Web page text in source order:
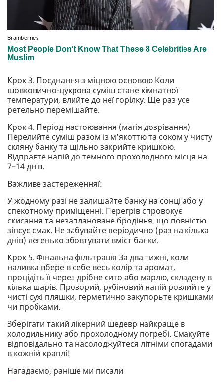
Крок 3. Поєднання з міцною основою Коли
шовковично-цукрова суміш стане кімнатної
температури, влийте до неї горілку. Ще раз усе
ретельно перемішайте.
Крок 4. Період настоювання (магія дозрівання)
Перелийте суміш разом із м’якоттю та соком у чисту
скляну банку та щільно закрийте кришкою.
Відправте напій до темного прохолодного місця на
7–14 днів.
Важливе застереженняї:
У жодному разі не залишайте банку на сонці або у
спекотному приміщенні. Перегрів спровокує
скисання та незаплановане бродіння, що повністю
зіпсує смак. Не забувайте періодично (раз на кілька
днів) легенько збовтувати вміст банки.
Крок 5. Фінальна фільтрація За два тижні, коли
наливка вбере в себе весь колір та аромат,
процідіть її через дрібне сито або марлю, складену в
кілька шарів. Прозорий, рубіновий напій розлийте у
чисті сухі пляшки, герметично закупорьте кришками
чи пробками.
Зберігати такий лікерний шедевр найкраще в
холодильнику або прохолодному погребі. Смакуйте
відповідально та насолоджуйтеся літніми спогадами
в кожній краплі!
Нагадаємо, раніше ми писали